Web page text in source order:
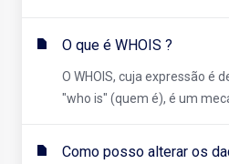
O que é WHOIS ?
O WHOIS, cuja expressão é
"who is" (quem é), é um
Como posso alterar os